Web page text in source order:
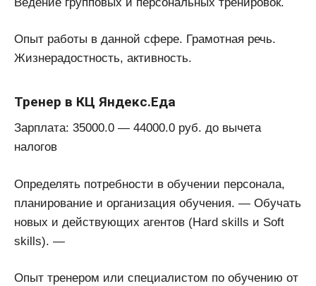
Опыт работы в данной сфере. Грамотная речь.
Жизнерадостность, активность.
Тренер в КЦ Яндекс.Еда
Зарплата: 35000.0 — 44000.0 руб. до вычета
налогов
Определять потребности в обучении персонала,
планирование и организация обучения. — Обучать
новых и действующих агентов (Hard skills и Soft
skills). —
Опыт тренером или специалистом по обучению от